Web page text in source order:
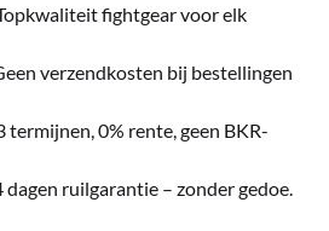
fightgear voor elk
verzendkosten bij bestellingen
termijnen, 0% rente, geen BKR-
dagen ruilgarantie – zonder gedoe.